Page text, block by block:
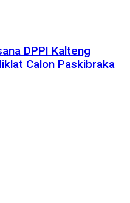
DPPI Kalteng
Calon Paskibraka